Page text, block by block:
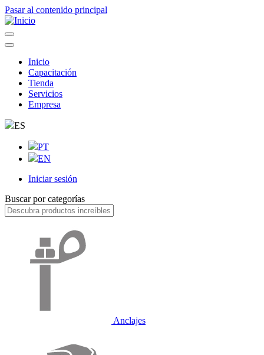
Pasar al contenido principal
Navegação
principal
Inicio
Capacitación
Tienda
Servicios
Empresa
ES
PT
EN
account
menu
Iniciar sesión
Buscar por categorías
Anclajes